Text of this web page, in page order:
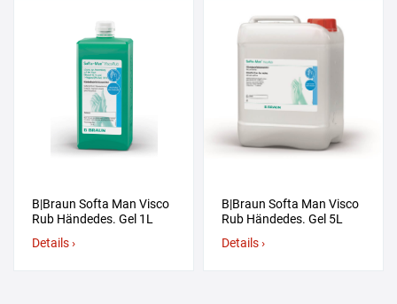
B|Braun Softa Man Visco
Rub Händedes. Gel 1L
Details ›
B|Braun Softa Man Visco
Rub Händedes. Gel 5L
Details ›